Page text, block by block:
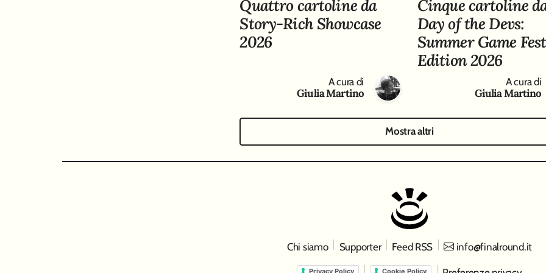
Quattro cartoline da
Story-Rich Showcase
2026
A cura di
Giulia Martino
Cinque cartoline
Day of the Devs:
Summer Game Fest
Edition 2026
A cura di
Giulia Martino
Mostra altri
Chi siamo Supporter Feed RSS info@finalround.it
Privacy Policy Cookie Policy